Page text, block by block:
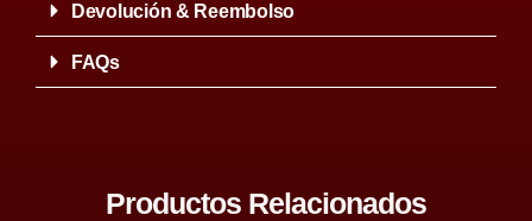
Devolución & Reembolso
FAQs
Productos Relacionados